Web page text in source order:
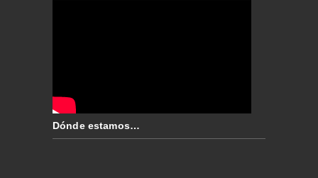
Dónde estamos…